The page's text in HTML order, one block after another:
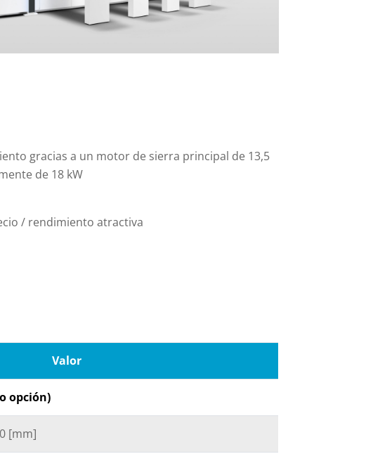
gracias a un motor de sierra principal de 13,5
de 18 kW
/ rendimiento atractiva
Valor
opción)
[mm]